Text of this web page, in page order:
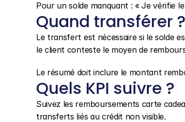
Pour un solde manquant : « Je vérifie
Quand transférer ?
Le transfert est nécessaire si le solde
le client conteste le moyen de
Le résumé doit inclure le montant
Quels KPI suivre ?
Suivez les remboursements carte
transferts liés au crédit non visible.